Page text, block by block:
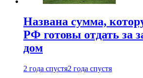
Названа сумма,
РФ готовы отдать за
дом
2 года спустя2 года спустя